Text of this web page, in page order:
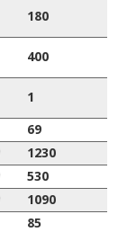
180
400
1
69
1230
530
1090
85